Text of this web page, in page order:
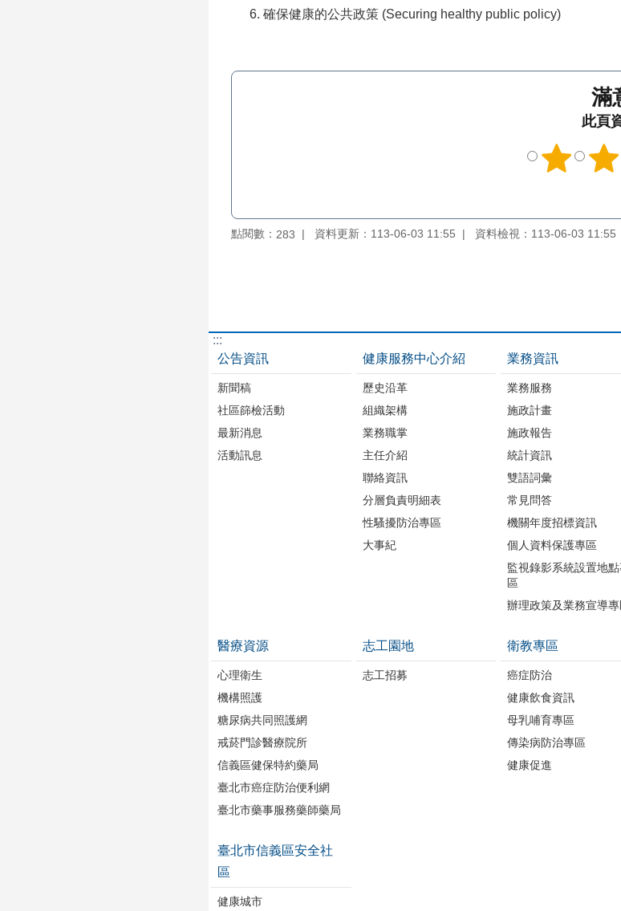
確保健康的公共政策 (Securing healthy public policy)
滿
此頁
點閱數： 283 資料更新：113-06-03 11:55 資料檢視：113-06-03 11:55
:::
公告資訊
新聞稿
社區篩檢活動
最新消息
活動訊息
健康服務中心介紹
歷史沿革
組織架構
業務職掌
主任介紹
聯絡資訊
分層負責明細表
性騷擾防治專區
大事紀
業務資訊
業務服務
施政計畫
施政報告
統計資訊
雙語詞彙
常見問答
機關年度招標資訊
個人資料保護專區
監視錄影系統設置地
區
辦理政策及業務宣導
醫療資源
心理衛生
機構照護
糖尿病共同照護網
戒菸門診醫療院所
信義區健保特約藥局
臺北市癌症防治便利網
臺北市藥事服務藥師藥局
志工園地
志工招募
衛教專區
癌症防治
健康飲食資訊
母乳哺育專區
傳染病防治專區
健康促進
臺北市信義區安全社
區
健康城市